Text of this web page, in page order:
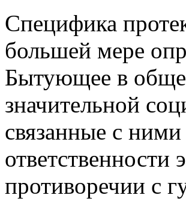
Специфика
большей мере
Бытующее в
значительной
связанные с
ответственности
противоречии с